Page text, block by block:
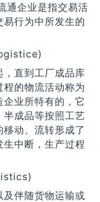
通企业是指交易活
行为中所发生的
，直到工厂成品库
的物流活动称为
业所特有的，它
成品等按照工艺
动、流转形成了
中断，生产过程
伴随货物运输或